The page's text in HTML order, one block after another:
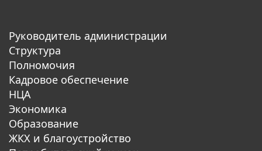
Руководитель администрации
Структура
Полномочия
Кадровое обеспечение
НЦА
Экономика
Образование
ЖКХ и благоустройство